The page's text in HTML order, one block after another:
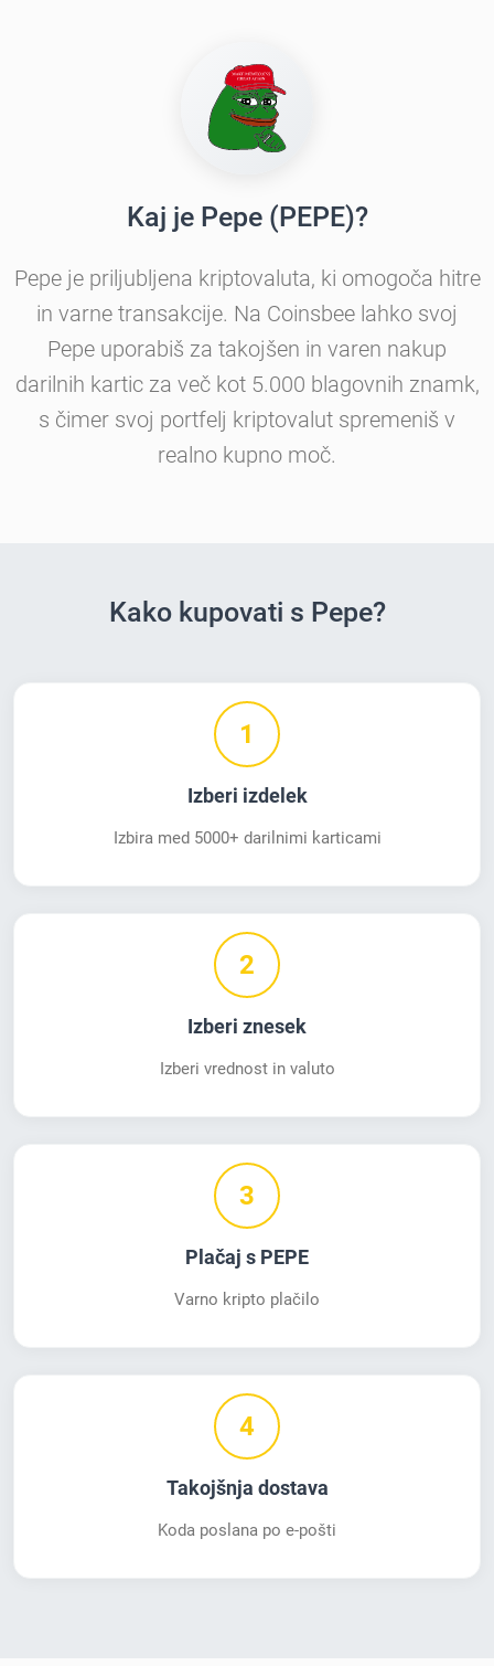
Kaj je Pepe (PEPE)?
Pepe je priljubljena kriptovaluta, ki omogoča hitre
in varne transakcije. Na Coinsbee lahko svoj
Pepe uporabiš za takojšen in varen nakup
darilnih kartic za več kot 5.000 blagovnih znamk,
s čimer svoj portfelj kriptovalut spremeniš v
realno kupno moč.
Kako kupovati s Pepe?
1
Izberi izdelek
Izbira med 5000+ darilnimi karticami
2
Izberi znesek
Izberi vrednost in valuto
3
Plačaj s PEPE
Varno kripto plačilo
4
Takojšnja dostava
Koda poslana po e-pošti